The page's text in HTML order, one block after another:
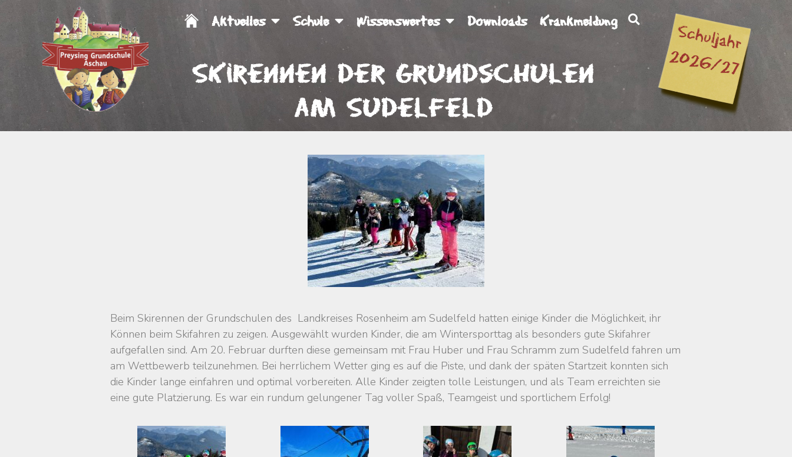
Aktuelles Schule Wissenswertes Downloads Krankmeldung
Skirennen der Grundschulen
am Sudelfeld
Beim Skirennen der Grundschulen des Landkreises Rosenheim am Sudelfeld hatten einige Kinder die Möglichkeit, ihr
Können beim Skifahren zu zeigen. Ausgewählt wurden Kinder, die am Wintersporttag als besonders gute Skifahrer
aufgefallen sind. Am 20. Februar durften diese gemeinsam mit Frau Huber und Frau Schramm zum Sudelfeld fahren um
am Wettbewerb teilzunehmen. Bei herrlichem Wetter ging es auf die Piste, und dank der späten Startzeit konnten sich
die Kinder lange einfahren und optimal vorbereiten. Alle Kinder zeigten tolle Leistungen, und als Team erreichten sie
eine gute Platzierung. Es war ein rundum gelungener Tag voller Spaß, Teamgeist und sportlichem Erfolg!